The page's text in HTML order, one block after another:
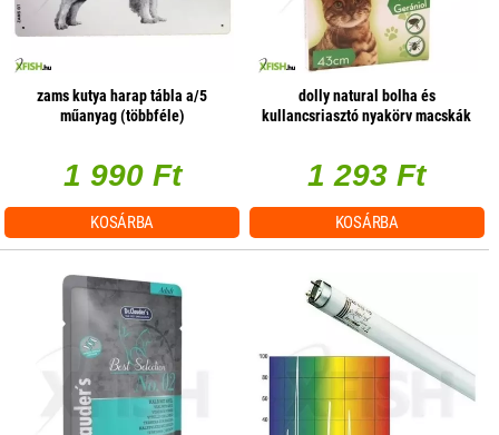
zams kutya harap tábla a/5
műanyag (többféle)
1 990 Ft
KOSÁRBA
dolly natural bolha és
kullancsriasztó nyakörv macskák
1 293 Ft
KOSÁRBA